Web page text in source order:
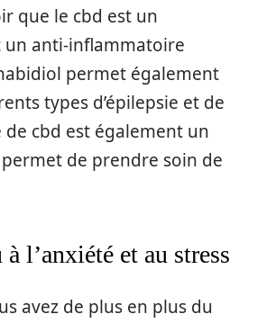
que le cbd est un
anti-inflammatoire
permet également
types d’épilepsie et de
de cbd est également un
de prendre soin de
l’anxiété et au stress
avez de plus en plus du